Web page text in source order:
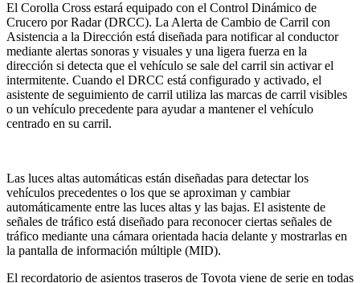
El Corolla Cross estará equipado con el Control Dinámico de
Crucero por Radar (DRCC). La Alerta de Cambio de Carril con
Asistencia a la Dirección está diseñada para notificar al conductor
mediante alertas sonoras y visuales y una ligera fuerza en la
dirección si detecta que el vehículo se sale del carril sin activar el
intermitente. Cuando el DRCC está configurado y activado, el
asistente de seguimiento de carril utiliza las marcas de carril visibles
o un vehículo precedente para ayudar a mantener el vehículo
centrado en su carril.
Las luces altas automáticas están diseñadas para detectar los
vehículos precedentes o los que se aproximan y cambiar
automáticamente entre las luces altas y las bajas. El asistente de
señales de tráfico está diseñado para reconocer ciertas señales de
tráfico mediante una cámara orientada hacia delante y mostrarlas en
la pantalla de información múltiple (MID).
El recordatorio de asientos traseros de Toyota viene de serie en todas